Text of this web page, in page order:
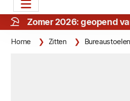
Zomer 2026: geopend
Home Zitten Bureaustoelen